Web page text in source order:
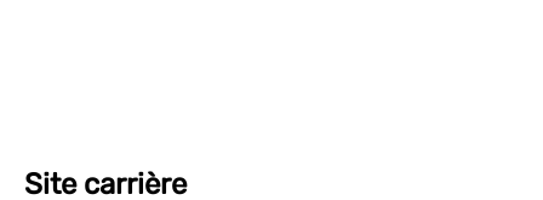
Site carrière